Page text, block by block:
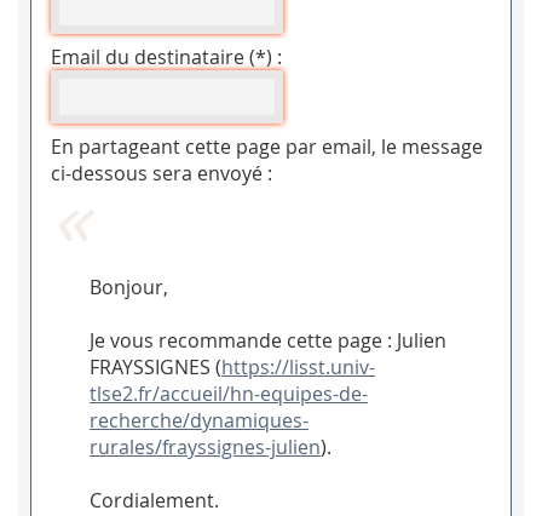
Email du destinataire (*) :
En partageant cette page par email, le message
ci-dessous sera envoyé :
Bonjour,
Je vous recommande cette page : Julien
FRAYSSIGNES (https://lisst.univ-
tlse2.fr/accueil/hn-equipes-de-
recherche/dynamiques-
rurales/frayssignes-julien).
Cordialement.